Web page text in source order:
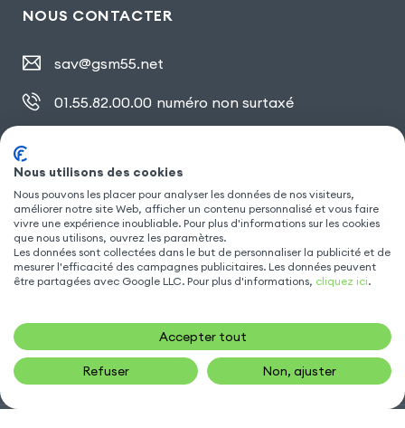
NOUS CONTACTER
sav@gsm55.net
01.55.82.00.00 numéro non surtaxé
SUIVEZ NOUS
Nous utilisons des cookies
Nous pouvons les placer pour analyser les données de nos visiteurs,
améliorer notre site Web, afficher un contenu personnalisé et vous faire
vivre une expérience inoubliable. Pour plus d'informations sur les cookies
que nous utilisons, ouvrez les paramètres.
Les données sont collectées dans le but de personnaliser la publicité et de
mesurer l'efficacité des campagnes publicitaires. Les données peuvent
être partagées avec Google LLC. Pour plus d'informations, cliquez ici.
Accepter tout
Refuser Non, ajuster